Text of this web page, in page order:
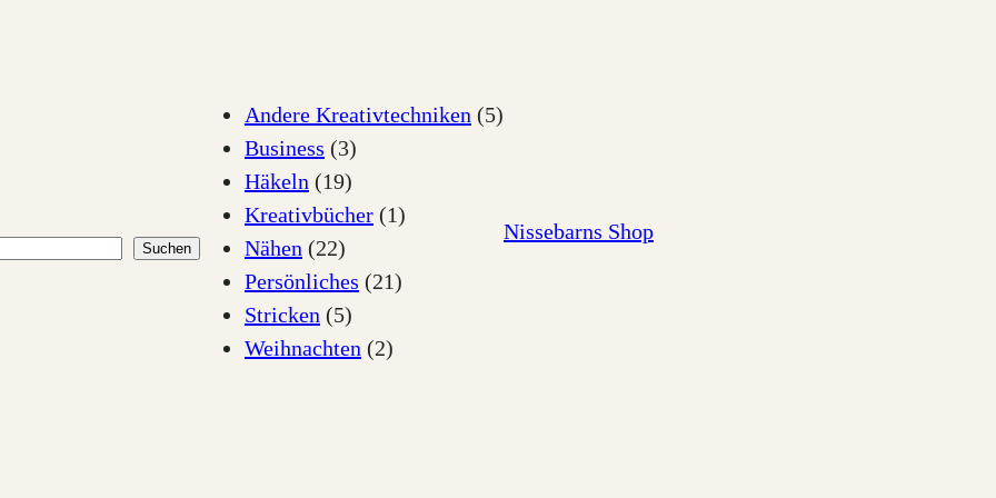
Suchen
Andere Kreativtechniken (5)
Business (3)
Häkeln (19)
Kreativbücher (1)
Nähen (22)
Persönliches (21)
Stricken (5)
Weihnachten (2)
Nissebarns Shop